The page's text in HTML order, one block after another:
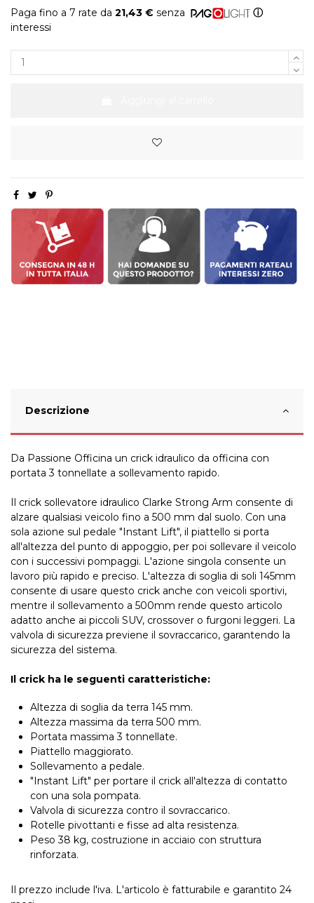
Paga fino a 7 rate da 21,43 € senza
interessi
ⓘ
Descrizione
Da Passione Officina un crick idraulico da officina con
portata 3 tonnellate a sollevamento rapido.
Il crick sollevatore idraulico Clarke Strong Arm consente di
alzare qualsiasi veicolo fino a 500 mm dal suolo. Con una
sola azione sul pedale "Instant Lift", il piattello si porta
all'altezza del punto di appoggio, per poi sollevare il veicolo
con i successivi pompaggi. L'azione singola consente un
lavoro più rapido e preciso. L'altezza di soglia di soli 145mm
consente di usare questo crick anche con veicoli sportivi,
mentre il sollevamento a 500mm rende questo articolo
adatto anche ai piccoli SUV, crossover o furgoni leggeri. La
valvola di sicurezza previene il sovraccarico, garantendo la
sicurezza del sistema.
Il crick ha le seguenti caratteristiche:
Altezza di soglia da terra 145 mm.
Altezza massima da terra 500 mm.
Portata massima 3 tonnellate.
Piattello maggiorato.
Sollevamento a pedale.
"Instant Lift" per portare il crick all'altezza di contatto
con una sola pompata.
Valvola di sicurezza contro il sovraccarico.
Rotelle pivottanti e fisse ad alta resistenza.
Peso 38 kg, costruzione in acciaio con struttura
rinforzata.
Il prezzo include l'iva. L'articolo è fatturabile e garantito 24